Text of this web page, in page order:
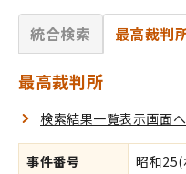
統合検索 最高裁判
最高裁判所
検索結果一覧表示画面
事件番号
昭和